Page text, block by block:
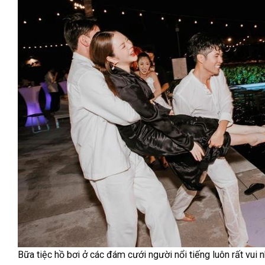
Bữa tiệc hồ bơi ở các đám cưới người nổi tiếng luôn rất vui